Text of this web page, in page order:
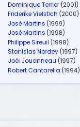
Dominique Terrier (2001)
Friderike Vielstich (2000)
José Martins (1999)
José Martins (1998)
Philippe Sireuil (1998)
Stanislas Nordey (1997)
Joël Jouanneau (1997)
Robert Cantarella (1994)